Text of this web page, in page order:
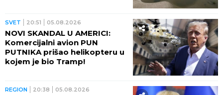
SVET 20:51 05.08.2026
NOVI SKANDAL U AMERICI:
Komercijalni avion PUN
PUTNIKA prišao helikopteru u
kojem je bio Tramp!
REGION 20:38 05.08.2026